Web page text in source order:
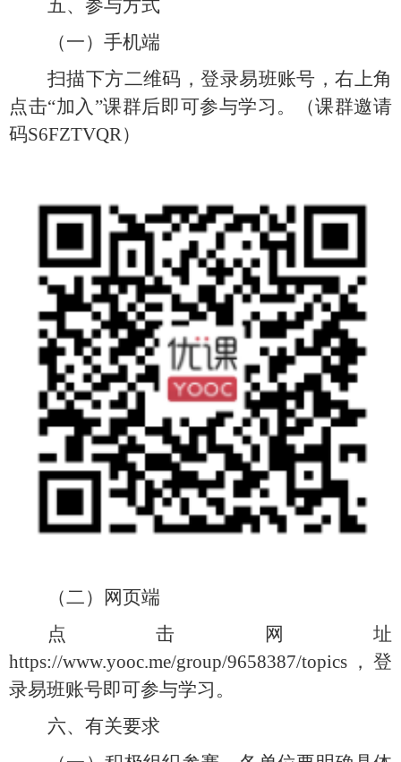
五、参与方式
（一）手机端
扫描下方二维码，登录易班账号，右上角
点击“加入”课群后即可参与学习。
（课群邀请
码S6FZTVQR）
（二）网页端
点击网址
https://www.yooc.me/group/9658387/topics，登
录易班账号即可参与学习。
六、有关要求